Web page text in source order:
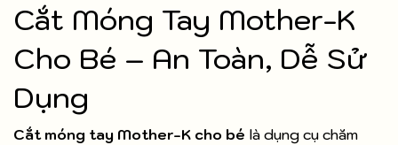
Cắt Móng Tay Mother-K
Cho Bé – An Toàn, Dễ Sử
Dụng
Cắt móng tay Mother-K cho bé là dụng cụ chăm